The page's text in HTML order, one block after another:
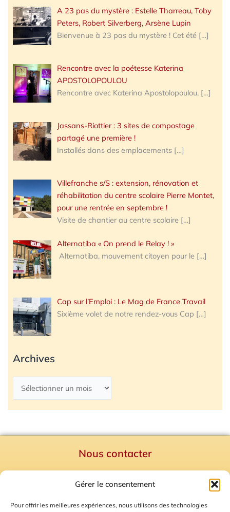
Gérer le consentement
Pour offrir les meilleures expériences, nous utilisons des technologies
A 23 pas du mystère : Estelle Tharreau, Toby
Peters, Robert Silverberg, Arsène Lupin
Bienvenue à 23 pas du mystère ! Cet été […]
Rencontre avec la poétesse Katerina
APOSTOLOPOULOU
Rencontre avec Katerina Apostolopoulou, […]
Jassans-Riottier : 3 sites de compostage
partagé une première !
Installés dans des emplacements […]
Villefranche s/S : extension, rénovation et
réhabilitation du centre scolaire Pierre Montet,
pour une rentrée en septembre !
Visite de chantier au centre scolaire […]
Alternatiba « On prend le Relay ! »
Alternatiba, mouvement citoyen pour le […]
Cap sur l’Emploi : Le Mag de France Travail
Sixième volet de notre rendez-vous Cap […]
Archives
Nous contacter
Mentions Légales
Plan du site